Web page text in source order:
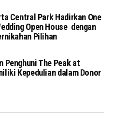
Central Park Hadirkan One
Open House dengan
Pilihan
Penghuni The Peak at
Kepedulian dalam Donor